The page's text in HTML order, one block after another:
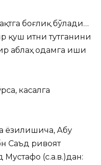
боғлиқ бўлади…
қуш итни тутганини
аблаҳ одамга иши
касалга
ёзилишича, Абу
Саъд ривоят
(с.а.в.)дан: